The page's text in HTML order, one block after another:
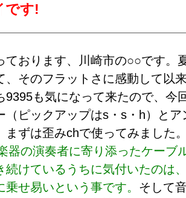
は、迷う事なく、WEにしてく
しょう。なお、ベルデン（
ーシールド）につきましては、
う。
です!
ております、川崎市の○○です。
、そのフラットさに感動して以
9395も気になって来たので、今
（ピックアップはs・s・h）と
まずは歪みchで使ってみました
器の演奏者に寄り添ったケーブ
続けているうちに気付いたのは
乗せ易いという事です。 そして